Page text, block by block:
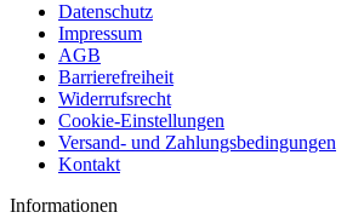
Datenschutz
Impressum
AGB
Barrierefreiheit
Widerrufsrecht
Cookie-Einstellungen
Versand- und Zahlungsbedingungen
Kontakt
Informationen